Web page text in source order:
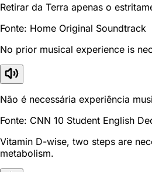
Retirar da Terra apenas o
Fonte: Home Original Soundtrack
No prior musical experience is
Não é necessária experiência
Fonte: CNN 10 Student English
Vitamin D-wise, two steps are
metabolism.